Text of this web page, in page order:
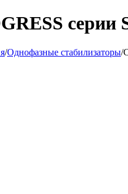
серии
/Однофазные стабилизаторы/